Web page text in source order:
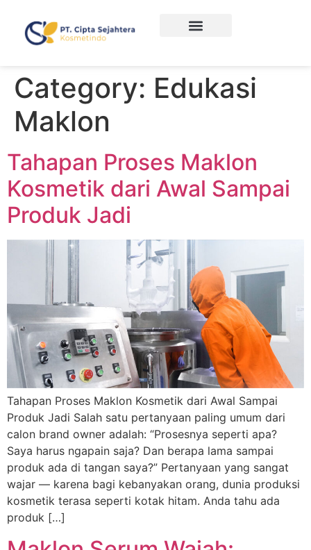
Category: Edukasi
Maklon
Tahapan Proses Maklon
Kosmetik dari Awal Sampai
Produk Jadi
Tahapan Proses Maklon Kosmetik dari Awal Sampai
Produk Jadi Salah satu pertanyaan paling umum dari
calon brand owner adalah: “Prosesnya seperti apa?
Saya harus ngapain saja? Dan berapa lama sampai
produk ada di tangan saya?” Pertanyaan yang sangat
wajar — karena bagi kebanyakan orang, dunia produksi
kosmetik terasa seperti kotak hitam. Anda tahu ada
produk […]